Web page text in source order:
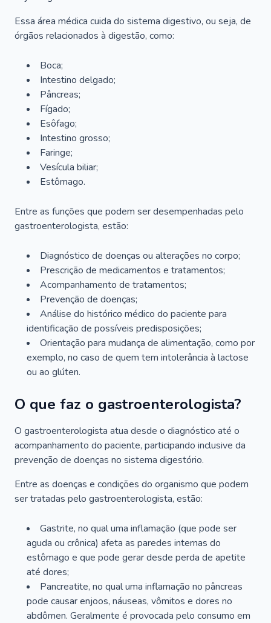
Essa área médica cuida do sistema digestivo, ou seja, de
órgãos relacionados à digestão, como:
Boca;
Intestino delgado;
Pâncreas;
Fígado;
Esôfago;
Intestino grosso;
Faringe;
Vesícula biliar;
Estômago.
Entre as funções que podem ser desempenhadas pelo
gastroenterologista, estão:
Diagnóstico de doenças ou alterações no corpo;
Prescrição de medicamentos e tratamentos;
Acompanhamento de tratamentos;
Prevenção de doenças;
Análise do histórico médico do paciente para
identificação de possíveis predisposições;
Orientação para mudança de alimentação, como por
exemplo, no caso de quem tem intolerância à lactose
ou ao glúten.
O que faz o gastroenterologista?
O gastroenterologista atua desde o diagnóstico até o
acompanhamento do paciente, participando inclusive da
prevenção de doenças no sistema digestório.
Entre as doenças e condições do organismo que podem
ser tratadas pelo gastroenterologista, estão:
Gastrite, no qual uma inflamação (que pode ser
aguda ou crônica) afeta as paredes internas do
estômago e que pode gerar desde perda de apetite
até dores;
Pancreatite, no qual uma inflamação no pâncreas
pode causar enjoos, náuseas, vômitos e dores no
abdômen. Geralmente é provocada pelo consumo em